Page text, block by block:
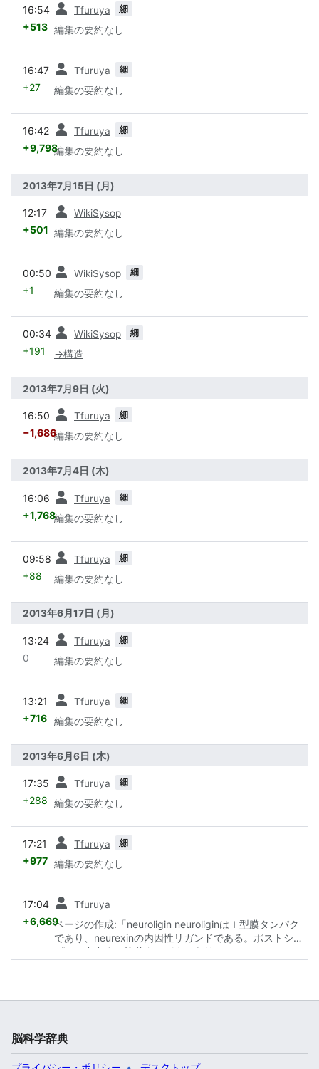
16:54 Tfuruya 細
+513 編集の要約なし
16:47 Tfuruya 細
+27 編集の要約なし
16:42 Tfuruya 細
+9,798編集の要約なし
2013年7月15日 (月)
12:17 WikiSysop
+501 編集の要約なし
00:50 WikiSysop 細
+1 編集の要約なし
00:34 WikiSysop 細
+191 →構造
2013年7月9日 (火)
16:50 Tfuruya 細
−1,686編集の要約なし
2013年7月4日 (木)
16:06 Tfuruya 細
+1,768編集の要約なし
09:58 Tfuruya 細
+88 編集の要約なし
2013年6月17日 (月)
13:24 Tfuruya 細
0 編集の要約なし
13:21 Tfuruya 細
+716 編集の要約なし
2013年6月6日 (木)
17:35 Tfuruya 細
+288 編集の要約なし
17:21 Tfuruya 細
+977 編集の要約なし
17:04 Tfuruya
+6,669ページの作成:「neuroligin neuroliginはＩ型膜タンパク
であり、neurexinの内因性リガンドである。ポストシナ
プスに存在する接着タンパクであり、シ...」
脳科学辞典